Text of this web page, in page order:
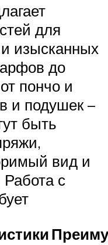
для
изысканных
до
пончо и
и подушек –
быть
вид и
с